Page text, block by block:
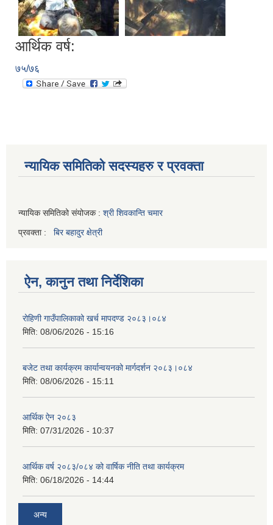
आर्थिक वर्ष:
७५/७६
न्यायिक समितिको सदस्यहरु र प्रवक्ता
न्यायिक समितिको संयोजक : श्री शिवकान्ति चमार
प्रवक्ता : बिर बहादुर क्षेत्री
ऐन, कानुन तथा निर्देशिका
रोहिणी गाउँपालिकाको खर्च मापदण्ड २०८३।०८४
मिति: 08/06/2026 - 15:16
बजेट तथा कार्यक्रम कार्यान्वयनको मार्गदर्शन २०८३।०८४
मिति: 08/06/2026 - 15:11
आर्थिक ऐन २०८३
मिति: 07/31/2026 - 10:37
आर्थिक वर्ष २०८३/०८४ को वार्षिक नीति तथा कार्यक्रम
मिति: 06/18/2026 - 14:44
अन्य